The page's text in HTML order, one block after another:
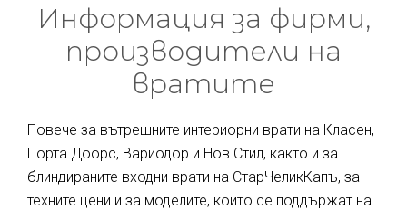
Информация за фирми,
производители на
вратите
Повече за вътрешните интериорни врати на Класен,
Порта Доорс, Вариодор и Нов Стил, както и за
блиндираните входни врати на СтарЧеликКапъ, за
техните цени и за моделите, които се поддържат на